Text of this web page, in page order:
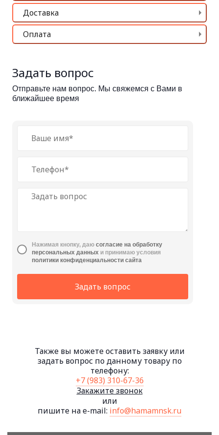
Доставка
Оплата
Задать вопрос
Отправьте нам вопрос. Мы свяжемся с Вами в
ближайшее время
Нажимая кнопку, даю cогласие на обработку
персональных данных и принимаю условия
политики конфиденциальности сайта
Задать вопрос
Также вы можете оставить заявку или
задать вопрос по данному товару по
телефону:
+7 (983) 310-67-36
Закажите звонок
или
пишите на e-mail: info@hamamnsk.ru